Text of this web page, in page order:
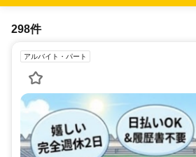
298件
アルバイト・パート